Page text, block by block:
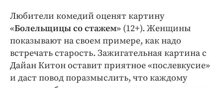
Любители комедий оценят картину
«Болельщицы со стажем» (12+). Женщины
показывают на своем примере, как надо
встречать старость. Зажигательная картина с
Дайан Китон оставит приятное «послевкусие»
и даст повод поразмыслить, что каждому